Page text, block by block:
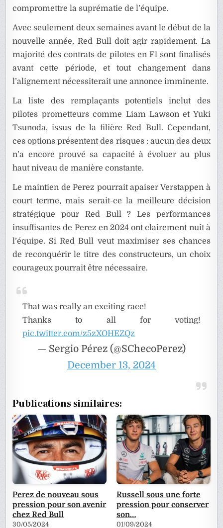
compromettre la suprématie de l’équipe.
Avec seulement deux semaines avant le début de la
nouvelle année, Red Bull doit agir rapidement. La
majorité des contrats de pilotes en F1 sont finalisés
avant cette période, et tout changement dans
l’alignement nécessiterait une annonce imminente.
La liste des remplaçants potentiels inclut des
pilotes prometteurs comme Liam Lawson et Yuki
Tsunoda, issus de la filière Red Bull. Cependant,
ces options présentent des risques : aucun des deux
n’a encore prouvé sa capacité à évoluer au plus
haut niveau de manière constante.
Le maintien de Perez pourrait apaiser Verstappen à
court terme, mais serait-ce la meilleure décision
stratégique pour Red Bull ? Les performances
insuffisantes de Perez en 2024 ont clairement nuit à
l’équipe. Si Red Bull veut maximiser ses chances
de reconquérir le titre des constructeurs, un choix
courageux pourrait être nécessaire.
That was really an exciting race!
Thanks to all for voting!
pic.twitter.com/z5zXOHEZQz
— Sergio Pérez (@SChecoPerez)
December 13, 2024
Publications similaires:
Perez de nouveau sous
pression pour son avenir
chez Red Bull
30/05/2024
Russell sous une forte
pression pour conserver
son…
01/09/2024